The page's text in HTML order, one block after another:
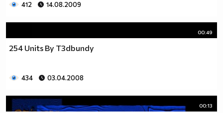
412 14.08.2009
00:49
254 Units By T3dbundy
434 03.04.2008
00:13